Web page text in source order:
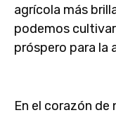
agrícola más
podemos
próspero para la
En el corazón de